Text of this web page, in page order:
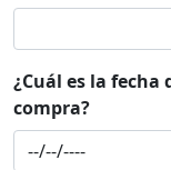
¿Cuál es la
compra?